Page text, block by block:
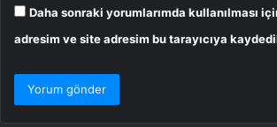
Daha sonraki yorumlarımda kullanılması
adresim ve site adresim bu tarayıcıya